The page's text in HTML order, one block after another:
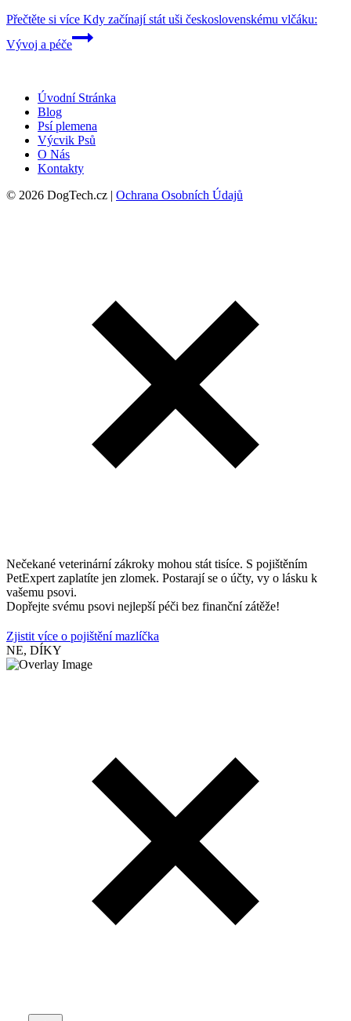
Přečtěte si více Kdy začínají stát uši československému vlčáku:
Vývoj a péče
Úvodní Stránka
Blog
Psí plemena
Výcvik Psů
O Nás
Kontakty
© 2026 DogTech.cz | Ochrana Osobních Údajů
Nečekané veterinární zákroky mohou stát tisíce. S pojištěním
PetExpert zaplatíte jen zlomek. Postarají se o účty, vy o lásku k
vašemu psovi.
Dopřejte svému psovi nejlepší péči bez finanční zátěže!
Zjistit více o pojištění mazlíčka
NE, DÍKY